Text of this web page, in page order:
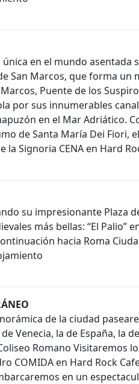
en el mundo asentada
San Marcos, que forma un
Puente de los
por sus innumerables
en el Mar Adriático.
de Santa María Dei Fiori,
la Signoria CENA en Hard
su impresionante Plaza
más bellas: “El Palio”
hacia Roma
de la ciudad
Venecia, la de España, la
Romano Visitaremos
COMIDA en Hard Rock
en un